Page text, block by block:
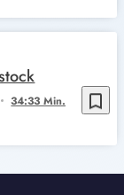
bookmark_border
34:33 Min.